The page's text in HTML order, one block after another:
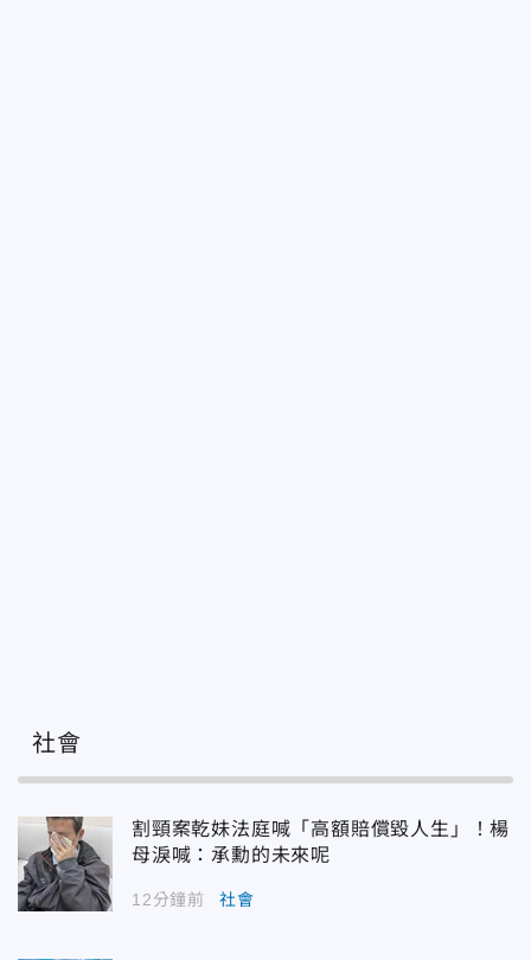
社會
割頸案乾妹法庭喊「高額賠償毀人生」！楊
母淚喊：承勳的未來呢
12分鐘前 社會